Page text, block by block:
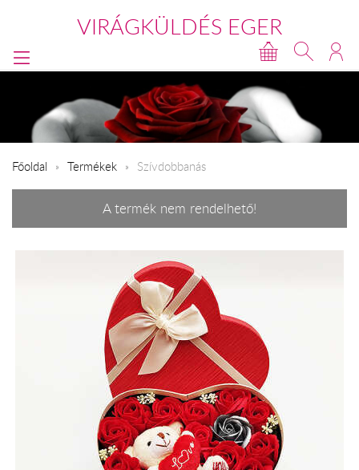
VIRÁGKÜLDÉS EGER
Főoldal Termékek Szívdobbanás
A termék nem rendelhető!